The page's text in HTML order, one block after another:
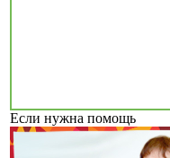
Если нужна помощь